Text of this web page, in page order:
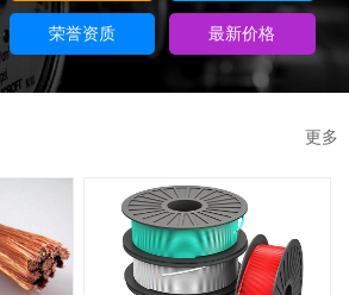
荣誉资质 最新价格
更多